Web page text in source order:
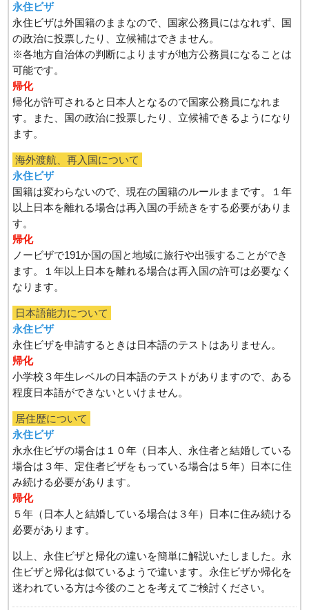
永住ビザ
永住ビザは外国籍のままなので、国家公務員にはなれず、国
の政治に投票したり、立候補はできません。
※各地方自治体の判断によりますが地方公務員になることは
可能です。
帰化
帰化が許可されると日本人となるので国家公務員になれま
す。また、国の政治に投票したり、立候補できるようになり
ます。
海外渡航、再入国について
永住ビザ
国籍は変わらないので、現在の国籍のルールままです。１年
以上日本を離れる場合は再入国の手続きをする必要がありま
す。
帰化
ノービザで191か国の国と地域に旅行や出張することができ
ます。１年以上日本を離れる場合は再入国の許可は必要なく
なります。
日本語能力について
永住ビザ
永住ビザを申請するときは日本語のテストはありません。
帰化
小学校３年生レベルの日本語のテストがありますので、ある
程度日本語ができないといけません。
居住歴について
永住ビザ
永永住ビザの場合は１０年（日本人、永住者と結婚している
場合は３年、定住者ビザをもっている場合は５年）日本に住
み続ける必要があります。
帰化
５年（日本人と結婚している場合は３年）日本に住み続ける
必要があります。
以上、永住ビザと帰化の違いを簡単に解説いたしました。永
住ビザと帰化は似ているようで違います。永住ビザか帰化を
迷われている方は今後のことを考えてご検討ください。